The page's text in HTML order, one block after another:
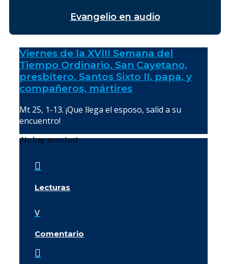
Evangelio en audio
Viernes de la XVIII Semana del
Tiempo Ordinario. San Cayetano,
presbítero. Santos Sixto II, papa, y
compañeros, mártires
Mt 25, 1-13. ¡Que llega el esposo, salid a su
encuentro!
¡No hay eventos!

Lecturas
v
Comentario
